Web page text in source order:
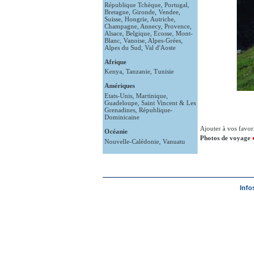
République Tchèque, Portugal
Bretagne, Gironde, Vendee,
Suisse, Hongrie, Autriche,
Champagne, Annecy, Provence,
Alsace, Belgique, Ecosse, Mont-
Blanc, Vanoise, Alpes-Grées,
Alpes du Sud Val d'Aoste
Afrique
Kenya Tanzanie, Tunisie
Amériques
Etats-Unis, Martinique,
Guadeloupe, Saint Vincent & Les
Grenadines, République-
Dominicaine
Océanie
Nouvelle-Calédonie, Vanuatu
Ajouter à vos
Photos de voyage